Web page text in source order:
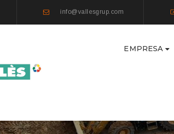
info@vallesgrup.com
EMPRESA